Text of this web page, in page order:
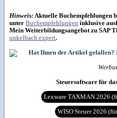
Hinweis: Aktuelle Buchempfehlungen
unterBuchempfehlungen inklusive
Mein Weiterbildungsangebot zu SAP
unkelbach.expert.
Steuersoftware für
Lexware TAXMAN 2026
WISO Steuer 2026